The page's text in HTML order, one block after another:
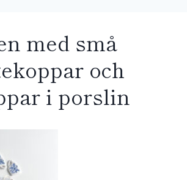
med små
och
i porslin